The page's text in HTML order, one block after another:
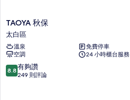
TAOYA
秋
保
太
白
區
TAOYA 秋保
太白區
溫泉
免費停車
空調
24 小時櫃台服務
8.8
分，
8.8 有夠讚
249 則評論